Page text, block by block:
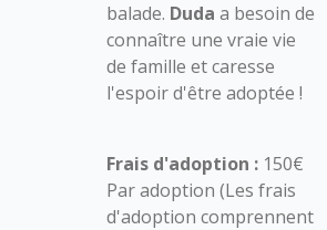
balade. Duda a besoin de
connaître une vraie vie
de famille et caresse
l'espoir d'être adoptée !
Frais d'adoption : 150€
Par adoption (Les frais
d'adoption comprennent